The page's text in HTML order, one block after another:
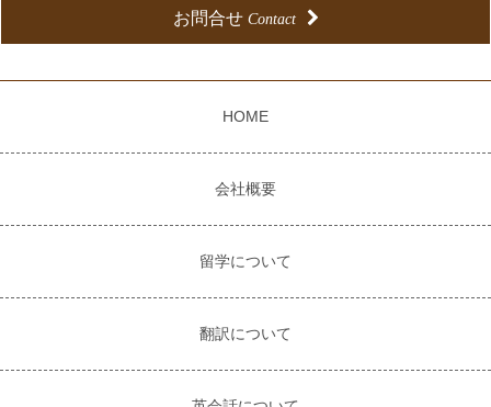
お問合せ Contact
HOME
会社概要
留学について
翻訳について